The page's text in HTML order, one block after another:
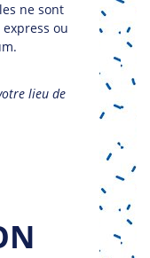
ne sont
ou
lieu de